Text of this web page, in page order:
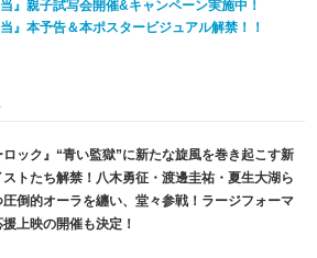
』親子試写会開催&キャンペーン実施中！
』本予告＆本ポスタービジュアル解禁！！
ック』“青い監獄”に新たな旋風を巻き起こす新
トたち解禁！八木勇征・渡邊圭祐・夏生大湖ら
倒的オーラを纏い、堂々参戦！ラージフォーマ
上映の開催も決定！